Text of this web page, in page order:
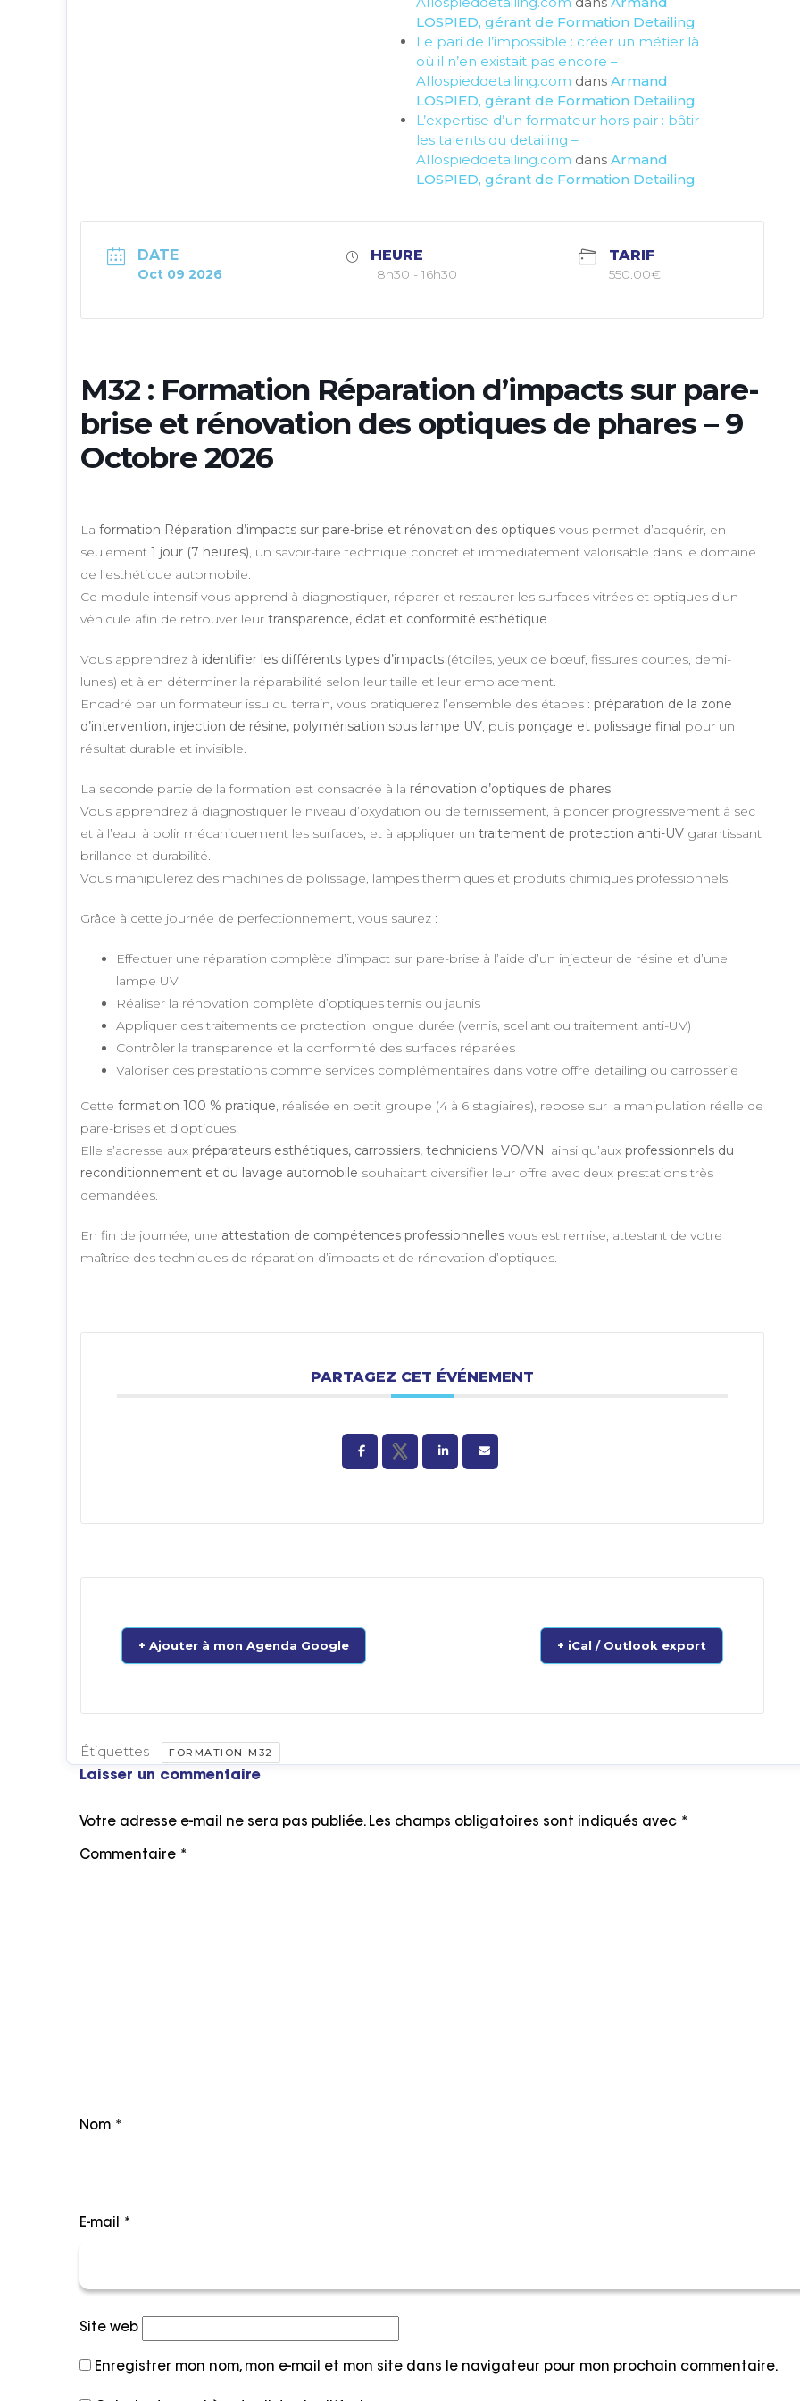
LOSPIED, gérant de Formation Detailing
Le pari de l’impossible : créer un métier là
où il n’en existait pas encore –
AIlospieddetailing.com dans Armand
LOSPIED, gérant de Formation Detailing
L’expertise d’un formateur hors pair : bâtir
les talents du detailing –
AIlospieddetailing.com dans Armand
LOSPIED, gérant de Formation Detailing
DATE
Oct 09 2026
HEURE
8h30 - 16h30
TARIF
550.00€
M32 : Formation Réparation d’impacts sur pare-
brise et rénovation des optiques de phares – 9
Octobre 2026
La formation Réparation d’impacts sur pare-brise et rénovation des optiques vous permet d’acquérir, en
seulement 1 jour (7 heures), un savoir-faire technique concret et immédiatement valorisable dans le domaine
de l’esthétique automobile.
Ce module intensif vous apprend à diagnostiquer, réparer et restaurer les surfaces vitrées et optiques d’un
véhicule afin de retrouver leur transparence, éclat et conformité esthétique.
Vous apprendrez à identifier les différents types d’impacts (étoiles, yeux de bœuf, fissures courtes, demi-
lunes) et à en déterminer la réparabilité selon leur taille et leur emplacement.
Encadré par un formateur issu du terrain, vous pratiquerez l’ensemble des étapes : préparation de la zone
d’intervention, injection de résine, polymérisation sous lampe UV, puis ponçage et polissage final pour un
résultat durable et invisible.
La seconde partie de la formation est consacrée à la rénovation d’optiques de phares.
Vous apprendrez à diagnostiquer le niveau d’oxydation ou de ternissement, à poncer progressivement à sec
et à l’eau, à polir mécaniquement les surfaces, et à appliquer un traitement de protection anti-UV garantissant
brillance et durabilité.
Vous manipulerez des machines de polissage, lampes thermiques et produits chimiques professionnels.
Grâce à cette journée de perfectionnement, vous saurez :
Effectuer une réparation complète d’impact sur pare-brise à l’aide d’un injecteur de résine et d’une
lampe UV
Réaliser la rénovation complète d’optiques ternis ou jaunis
Appliquer des traitements de protection longue durée (vernis, scellant ou traitement anti-UV)
Contrôler la transparence et la conformité des surfaces réparées
Valoriser ces prestations comme services complémentaires dans votre offre detailing ou carrosserie
Cette formation 100 % pratique, réalisée en petit groupe (4 à 6 stagiaires), repose sur la manipulation réelle de
pare-brises et d’optiques.
Elle s’adresse aux préparateurs esthétiques, carrossiers, techniciens VO/VN, ainsi qu’aux professionnels du
reconditionnement et du lavage automobile souhaitant diversifier leur offre avec deux prestations très
demandées.
En fin de journée, une attestation de compétences professionnelles vous est remise, attestant de votre
maîtrise des techniques de réparation d’impacts et de rénovation d’optiques.
PARTAGEZ CET ÉVÉNEMENT
+ Ajouter à mon Agenda Google + iCal / Outlook export
Étiquettes : FORMATION-M32
Laisser un commentaire
Votre adresse e-mail ne sera pas publiée. Les champs obligatoires sont indiqués avec *
Commentaire *
Nom *
E-mail *
Site web
Enregistrer mon nom, mon e-mail et mon site dans le navigateur pour mon prochain commentaire.